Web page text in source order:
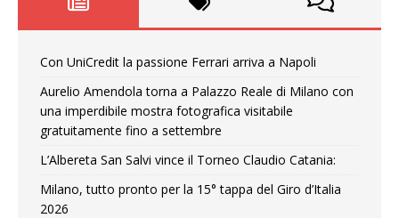
Con UniCredit la passione Ferrari arriva a Napoli
Aurelio Amendola torna a Palazzo Reale di Milano con
una imperdibile mostra fotografica visitabile
gratuitamente fino a settembre
L’Albereta San Salvi vince il Torneo Claudio Catania:
Milano, tutto pronto per la 15° tappa del Giro d’Italia
2026